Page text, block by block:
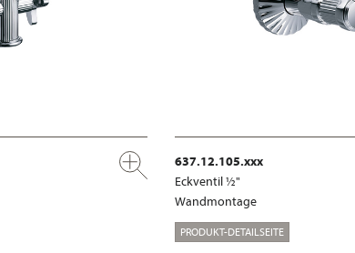
637.12.105.xxx
Eckventil ½"
Wandmontage
PRODUKT-DETAILSEITE